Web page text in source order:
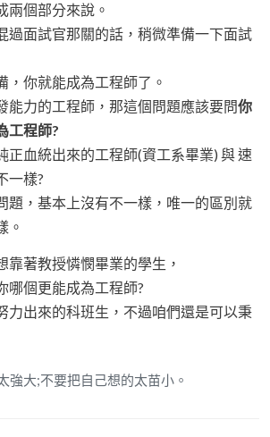
兩個部分來說。
過面試官那關的話，稍微準備一下面試
，你就能成為工程師了。
能力的工程師，那這個問題應該要問你
工程師?
正血統出來的工程師(資工系畢業) 與 速
一樣?
題，基本上沒有不一樣，唯一的區別就
。
靠著教授憐憫畢業的學生，
哪個更能成為工程師?
力出來的科班生，不過咱們還是可以秉
強大;不要把自己想的太苗小。